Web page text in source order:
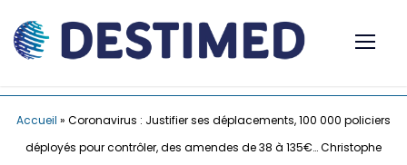
Accueil » Coronavirus : Justifier ses déplacements, 100 000 policiers
déployés pour contrôler, des amendes de 38 à 135€… Christophe